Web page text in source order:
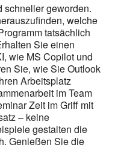
schneller geworden.
welche
tatsächlich
Sie einen
wie MS Copilot und
Sie, wie Sie Outlook
Arbeitsplatz
im Team
Zeit im Griff mit
– keine
gestalten die
Genießen Sie die